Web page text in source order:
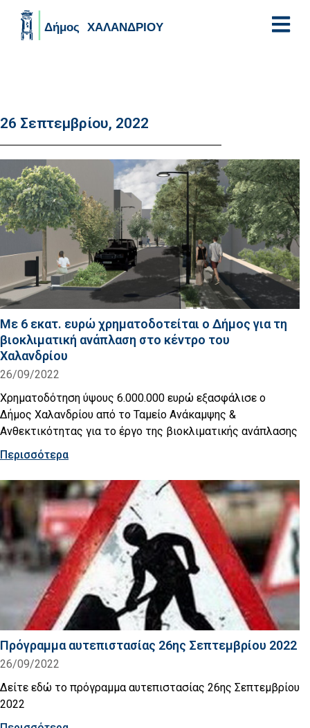
26 Σεπτεμβρίου, 2022
Με 6 εκατ. ευρώ χρηματοδοτείται ο Δήμος για τη
βιοκλιματική ανάπλαση στο κέντρο του
Χαλανδρίου
26/09/2022
Χρηματοδότηση ύψους 6.000.000 ευρώ εξασφάλισε ο
Δήμος Χαλανδρίου από το Ταμείο Ανάκαμψης &
Ανθεκτικότητας για το έργο της βιοκλιματικής ανάπλασης
Περισσότερα
Πρόγραμμα αυτεπιστασίας 26ης Σεπτεμβρίου 2022
26/09/2022
Δείτε εδώ το πρόγραμμα αυτεπιστασίας 26ης Σεπτεμβρίου
2022